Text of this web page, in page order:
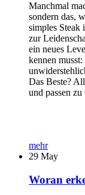
Manchmal
sondern das,
simples Steak
zur
ein neues
kennen
Das Beste?
und passen
mehr
29 May
Woran